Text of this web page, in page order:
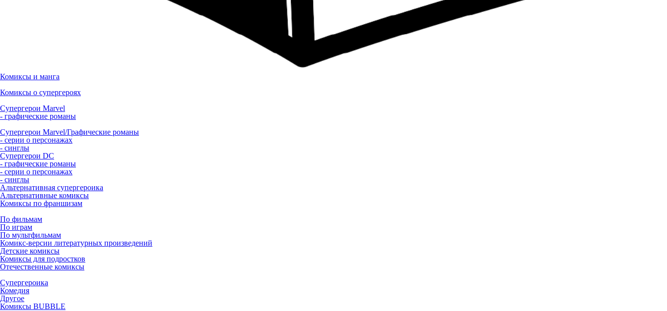
Комиксы и манга
Комиксы о супергероях
Супергерои Marvel
- графические романы
Супергерои Marvel/Графические романы
- серии о персонажах
- синглы
Супергерои DC
- графические романы
- серии о персонажах
- синглы
Альтернативная супергероика
Альтернативные комиксы
Комиксы по франшизам
По фильмам
По играм
По мультфильмам
Комикс-версии литературных произведений
Детские комиксы
Комиксы для подростков
Отечественные комиксы
Супергероика
Комедия
Другое
Комиксы BUBBLE